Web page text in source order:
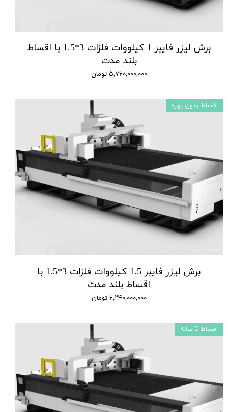
برش لیزر فایبر 1 کیلووات فلزات 3*1.5 با اقساط
بلند مدت
۵,۷۶۰,۰۰۰,۰۰۰ تومان
برش لیزر فایبر 1.5 کیلووات فلزات 3*1.5 با
اقساط بلند مدت
۶,۲۴۰,۰۰۰,۰۰۰ تومان
اقساط بدون بهره
اقساط 2 ساله